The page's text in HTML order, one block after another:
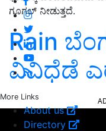
More Links
About us
Directory
ಗೂಗಲ್‌ ನೀಡುತ್ತದೆ.
Rain
ವಿವಿಧೆಡೆ